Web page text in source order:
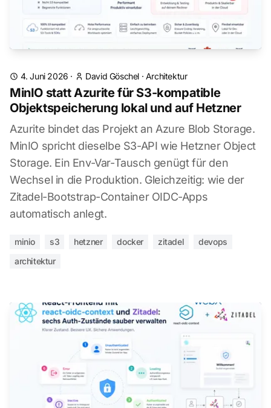
4. Juni 2026 · David Göschel · Architektur
MinIO statt Azurite für S3-kompatible
Objektspeicherung lokal und auf Hetzner
Azurite bindet das Projekt an Azure Blob Storage.
MinIO spricht dieselbe S3-API wie Hetzner Object
Storage. Ein Env-Var-Tausch genügt für den
Wechsel in die Produktion. Gleichzeitig: wie der
Zitadel-Bootstrap-Container OIDC-Apps
automatisch anlegt.
minio s3 hetzner docker zitadel
devops
architektur